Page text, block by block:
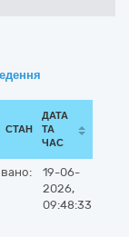
СТАН
ДАТА
ТА
ЧАС
19-06-
2026,
09:48:33